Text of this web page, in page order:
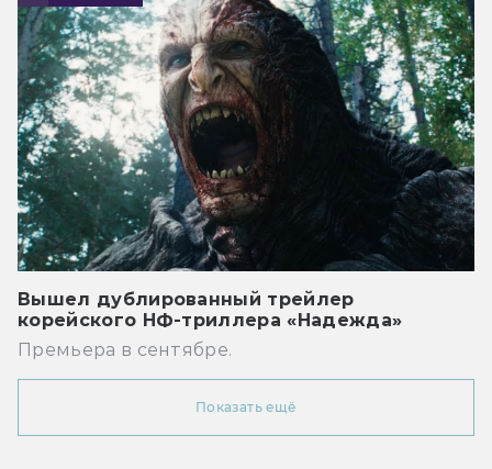
Вышел дублированный трейлер
корейского НФ-триллера «Надежда»
Премьера в сентябре.
Показать ещё